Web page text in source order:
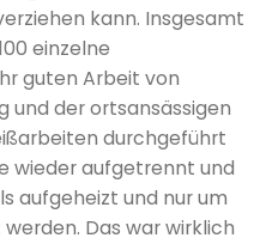
kann. Insgesamt
einzelne
guten Arbeit von
und der ortsansässigen
durchgeführt
wieder aufgetrennt und
aufgeheizt und nur um
Das war wirklich